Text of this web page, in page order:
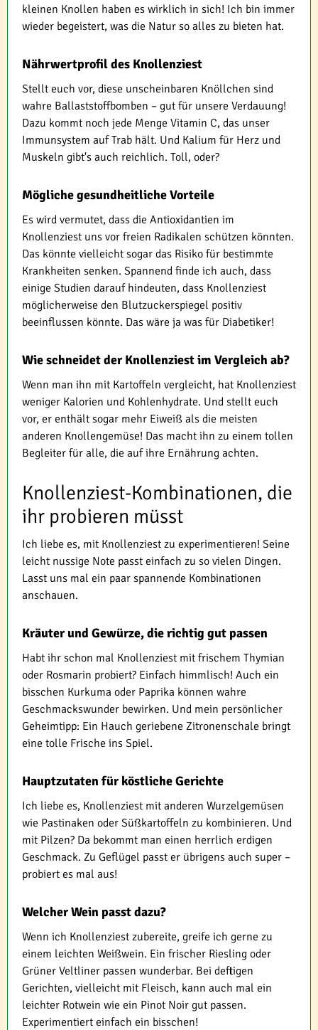
kleinen Knollen haben es wirklich in sich! Ich bin immer
wieder begeistert, was die Natur so alles zu bieten hat.
Nährwertprofil des Knollenziest
Stellt euch vor, diese unscheinbaren Knöllchen sind
wahre Ballaststoffbomben – gut für unsere Verdauung!
Dazu kommt noch jede Menge Vitamin C, das unser
Immunsystem auf Trab hält. Und Kalium für Herz und
Muskeln gibt's auch reichlich. Toll, oder?
Mögliche gesundheitliche Vorteile
Es wird vermutet, dass die Antioxidantien im
Knollenziest uns vor freien Radikalen schützen könnten.
Das könnte vielleicht sogar das Risiko für bestimmte
Krankheiten senken. Spannend finde ich auch, dass
einige Studien darauf hindeuten, dass Knollenziest
möglicherweise den Blutzuckerspiegel positiv
beeinflussen könnte. Das wäre ja was für Diabetiker!
Wie schneidet der Knollenziest im Vergleich ab?
Wenn man ihn mit Kartoffeln vergleicht, hat Knollenziest
weniger Kalorien und Kohlenhydrate. Und stellt euch
vor, er enthält sogar mehr Eiweiß als die meisten
anderen Knollengemüse! Das macht ihn zu einem tollen
Begleiter für alle, die auf ihre Ernährung achten.
Knollenziest-Kombinationen, die
ihr probieren müsst
Ich liebe es, mit Knollenziest zu experimentieren! Seine
leicht nussige Note passt einfach zu so vielen Dingen.
Lasst uns mal ein paar spannende Kombinationen
anschauen.
Kräuter und Gewürze, die richtig gut passen
Habt ihr schon mal Knollenziest mit frischem Thymian
oder Rosmarin probiert? Einfach himmlisch! Auch ein
bisschen Kurkuma oder Paprika können wahre
Geschmackswunder bewirken. Und mein persönlicher
Geheimtipp: Ein Hauch geriebene Zitronenschale bringt
eine tolle Frische ins Spiel.
Hauptzutaten für köstliche Gerichte
Ich liebe es, Knollenziest mit anderen Wurzelgemüsen
wie Pastinaken oder Süßkartoffeln zu kombinieren. Und
mit Pilzen? Da bekommt man einen herrlich erdigen
Geschmack. Zu Geflügel passt er übrigens auch super –
probiert es mal aus!
Welcher Wein passt dazu?
Wenn ich Knollenziest zubereite, greife ich gerne zu
einem leichten Weißwein. Ein frischer Riesling oder
Grüner Veltliner passen wunderbar. Bei deftigen
Gerichten, vielleicht mit Fleisch, kann auch mal ein
leichter Rotwein wie ein Pinot Noir gut passen.
Experimentiert einfach ein bisschen!